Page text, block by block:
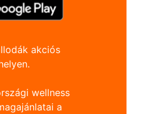
akciós
wellness
a